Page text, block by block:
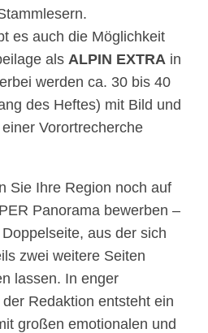
es auch die Möglichkeit
als ALPIN EXTRA in
werden ca. 30 bis 40
des Heftes) mit Bild und
Vorortrecherche
Sie Ihre Region noch auf
Panorama bewerben –
aus der sich
zwei weitere Seiten
lassen. In enger
Redaktion entsteht ein
großen emotionalen und